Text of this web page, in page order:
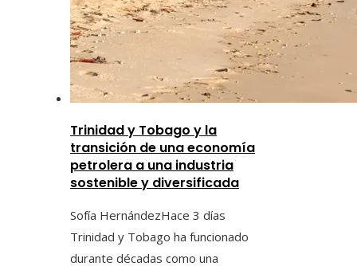
Trinidad y Tobago y la
transición de una economía
petrolera a una industria
sostenible y diversificada
Sofía HernándezHace 3 días
Trinidad y Tobago ha funcionado
durante décadas como una